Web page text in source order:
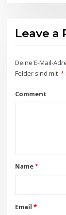
Leave a
Deine E-Mail-
Felder sind mit *
Comment
Name*
Email *